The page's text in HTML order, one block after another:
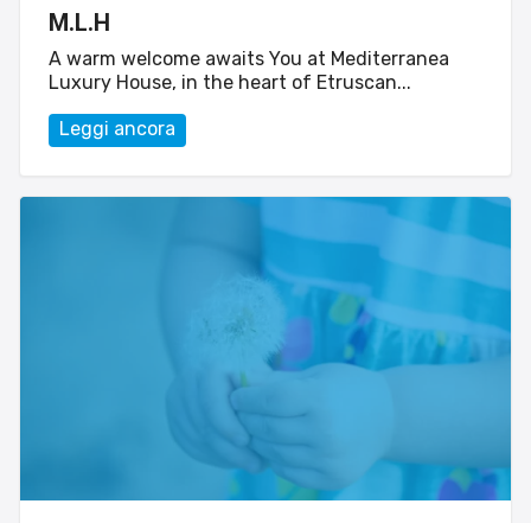
M.L.H
A warm welcome awaits You at Mediterranea
Luxury House, in the heart of Etruscan...
Leggi ancora